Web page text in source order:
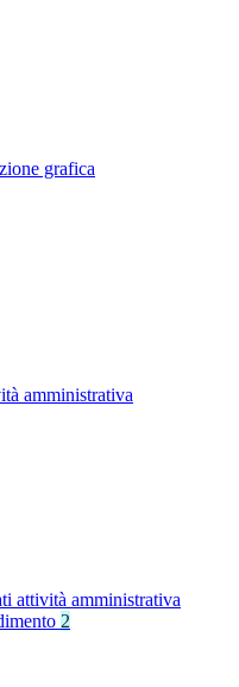
grafica
amministrativa
attività amministrativa
2